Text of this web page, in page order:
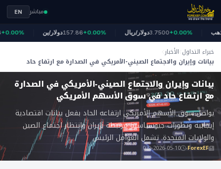
مباشر EN
دولار/ين157.86+0.00% دولار/ريال3.7500+0.00% الذهب
خبراء التداول الأخبار
بيانات وإيران والاجتماع الصيني-الأمريكي في الصدارة مع ارتفاع حاد
في سوق الأسهم الأمريكي
ForexEF
بيانات وإيران والاجتماع الصيني-الأمريكي في الصدارة
مع ارتفاع حاد في سوق الأسهم الأمريكي
يواصل سوق الأسهم الأمريكي ارتفاعه الحاد بفعل بيانات اقتصادية
إيجابية وتطورات جيوسياسية مرتبطة بإيران وانتظار اجتماع الصين
والولايات المتحدة. تشمل العوامل الرئيس
ForexEF
2026-05-10
0